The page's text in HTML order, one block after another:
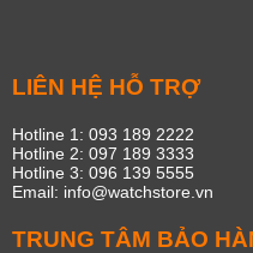
LIÊN HỆ HỖ TRỢ
Hotline 1: 093 189 2222
Hotline 2: 097 189 3333
Hotline 3: 096 139 5555
Email: info@watchstore.vn
TRUNG TÂM BẢO